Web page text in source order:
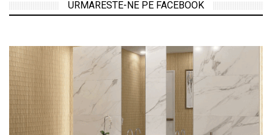
URMARESTE-NE PE FACEBOOK